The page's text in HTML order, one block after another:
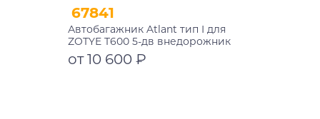
67841
Автобагажник Atlant тип I для
ZOTYE T600 5-дв внедорожник
2013-2021 рейлинги черные дуги
910/910 мм 10002+11115+11115
от 10 600 ₽